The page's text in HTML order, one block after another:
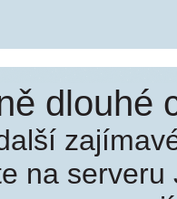
dlouhé
na serveru